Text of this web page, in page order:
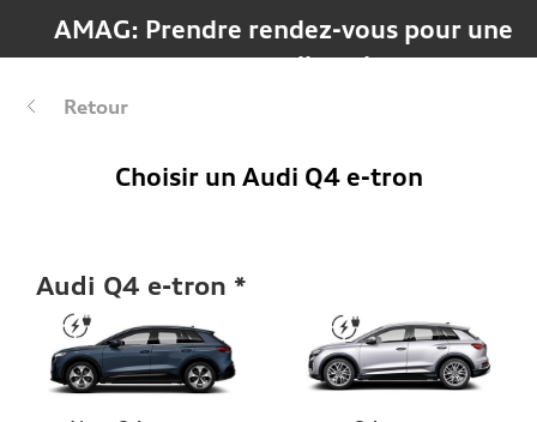
AMAG: Prendre rendez-vous pour une
course d’essai
Retour
Choisir un Audi Q4 e-tron
Audi Q4 e-tron